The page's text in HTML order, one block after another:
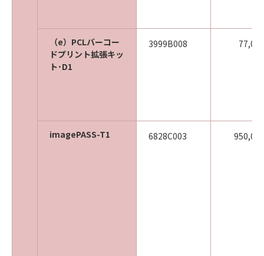
（e）PCLバーコー
ドプリント拡張キッ
ト･D1
3999B008
imagePASS-T1 6828C003